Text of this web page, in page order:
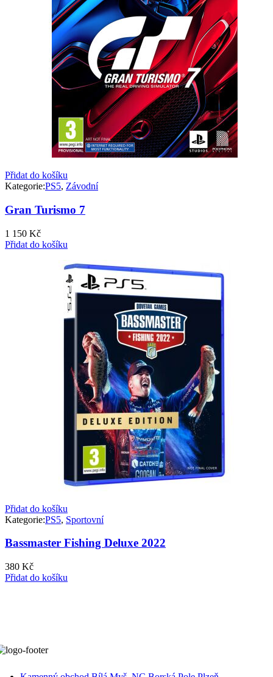
Přidat do košíku
Kategorie:PS5, Závodní
Gran Turismo 7
1 150 Kč
Přidat do košíku
Přidat do košíku
Kategorie:PS5, Sportovní
Bassmaster Fishing Deluxe 2022
380 Kč
Přidat do košíku